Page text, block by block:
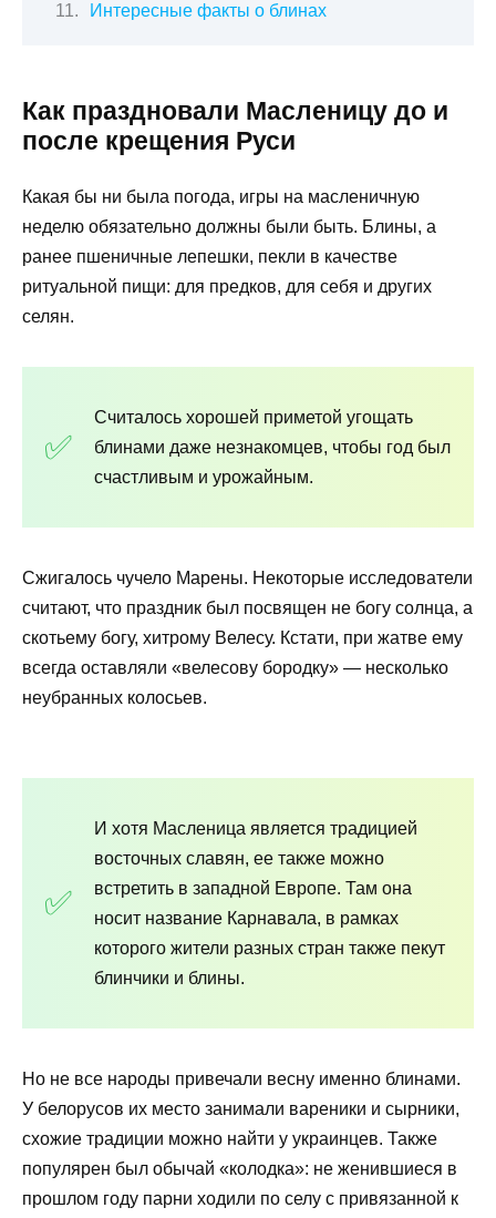
Интересные факты о блинах
Как праздновали Масленицу до и
после крещения Руси
Какая бы ни была погода, игры на масленичную
неделю обязательно должны были быть. Блины, а
ранее пшеничные лепешки, пекли в качестве
ритуальной пищи: для предков, для себя и других
селян.
Считалось хорошей приметой угощать
блинами даже незнакомцев, чтобы год был
счастливым и урожайным.
Сжигалось чучело Марены. Некоторые исследователи
считают, что праздник был посвящен не богу солнца, а
скотьему богу, хитрому Велесу. Кстати, при жатве ему
всегда оставляли «велесову бородку» — несколько
неубранных колосьев.
И хотя Масленица является традицией
восточных славян, ее также можно
встретить в западной Европе. Там она
носит название Карнавала, в рамках
которого жители разных стран также пекут
блинчики и блины.
Но не все народы привечали весну именно блинами.
У белорусов их место занимали вареники и сырники,
схожие традиции можно найти у украинцев. Также
популярен был обычай «колодка»: не женившиеся в
прошлом году парни ходили по селу с привязанной к